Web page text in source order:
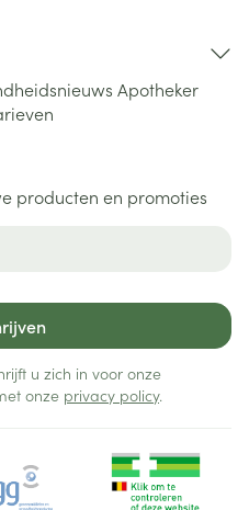
Apotheker
producten en promoties
u zich in voor onze
onze privacy policy.